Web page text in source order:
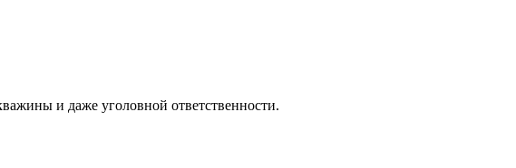
и даже уголовной ответственности.